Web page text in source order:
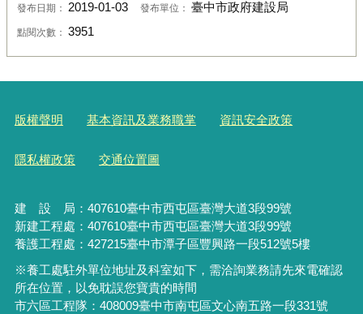
發布日期： 2019-01-03 發布單位： 臺中市政府建設局
點閱次數： 3951
版權聲明 基本資訊及業務職掌 資訊安全政策
隱私權政策 交通位置圖
建 設 局： 407610臺中市西屯區臺灣大道3段99號
新建工程處：407610臺中市西屯區臺灣大道3段99號
養護工程處：427215臺中市潭子區豐興路一段512號5樓
※養工處駐外單位地址及科室如下，需洽詢業務請先來電確認
所在位置，以免耽誤您寶貴的時間
市六區工程隊：408009臺中市南屯區文心南五路一段331號